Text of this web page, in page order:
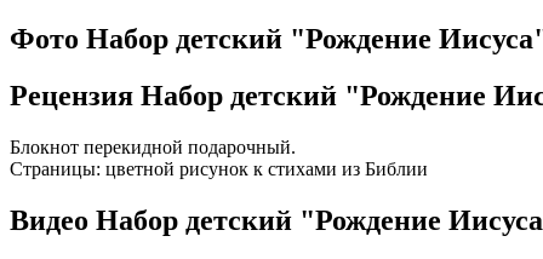
Фото Набор детский "Рождение
Рецензия Набор детский "Рождение
Блокнот перекидной подарочный.
Страницы: цветной рисунок к стихами из Библии
Видео Набор детский "Рождение